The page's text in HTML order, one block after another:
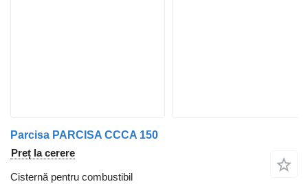
Parcisa PARCISA CCCA 150
Preț la cerere
Cisternă pentru combustibil